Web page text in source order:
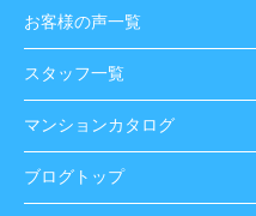
お客様の声一覧
スタッフ一覧
マンションカタログ
ブログトップ